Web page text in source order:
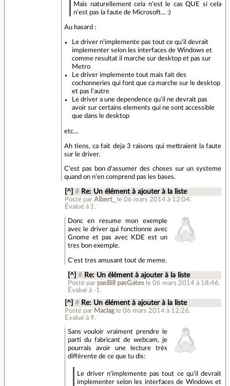
Mais naturellement cela n'est le cas QUE si cela
n'est pas la faute de Microsoft… :)
Au hasard :
Le driver n'implemente pas tout ce qu'il devrait
implementer selon les interfaces de Windows et
comme resultat il marche sur desktop et pas sur
Metro
Le driver implemente tout mais fait des
cochonneries qui font que ca marche sur le desktop
et pas l'autre
Le driver a une dependence qu'il ne devrait pas
avoir sur certains elements qui ne sont accessible
que dans le desktop
etc…
Ah tiens, ca fait deja 3 raisons qui mettraient la faute
sur le driver.
C'est pas bon d'assumer des choses sur un systeme
quand on n'en comprend pas les bases.
[^] # Re: Un élément à ajouter à la liste
Posté par Albert_ le 06 mars 2014 à 12:04.
Évalué à 1 .
Donc en resume mon exemple
avec le driver qui fonctionne avec
Gnome et pas avec KDE est un
tres bon exemple.
C'est tres amusant tout de meme.
[^] # Re: Un élément à ajouter à la liste
Posté par pasBill pasGates le 06 mars 2014 à 18:46.
Évalué à -1 .
[^] # Re: Un élément à ajouter à la liste
Posté par Maclag le 06 mars 2014 à 12:26.
Évalué à 9.
Sans vouloir vraiment prendre le
parti du fabricant de webcam, je
pourrais avoir une lecture très
différente de ce que tu dis:
Le driver n'implemente pas tout ce qu'il devrait
implementer selon les interfaces de Windows et